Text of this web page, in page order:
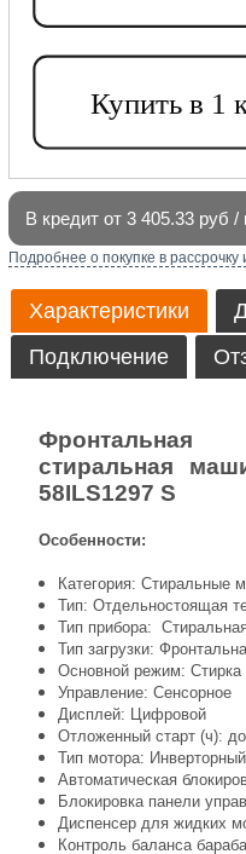
В кредит от 3 405.33 руб /
Подробнее о покупке в рассрочку
Характеристики
Подключение
стиральная
58ILS1297 S
Особенности:
Категория: Стиральные
Тип: Отдельностоящая
Тип прибора:
Тип загрузки:
Основной режим: Стирка
Управление: Сенсорное
Дисплей: Цифровой
Отложенный старт (ч):
Тип мотора: Инверторный
Автоматическая
Блокировка панели
Диспенсер для жидких
Контроль баланса